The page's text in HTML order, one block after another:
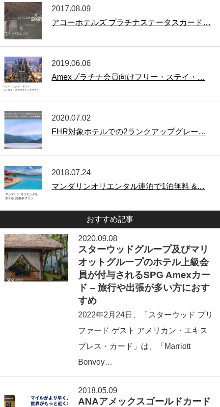
2017.08.09
アコーホテルズ プラチナステータスカード…
2019.06.06
Amexプラチナ会員向けフリー・ステイ・…
2020.07.02
FHR対象ホテルでの2ランクアップグレー…
2018.07.24
マンダリンオリエンタル連泊で1泊無料 &…
おすすめ記事
2020.09.08
スターウッドグループ及びマリ
オットグループのホテル上級会
員が付与されるSPG Amexカー
ド – 旅行や出張が多い方におす
すめ
2022年2⽉24日、「スターウッド プリ
ファード ゲスト アメリカン・エキス
プレス・カード」は、「Marriott
Bonvoy…
2018.05.09
ANAアメックスゴールドカード